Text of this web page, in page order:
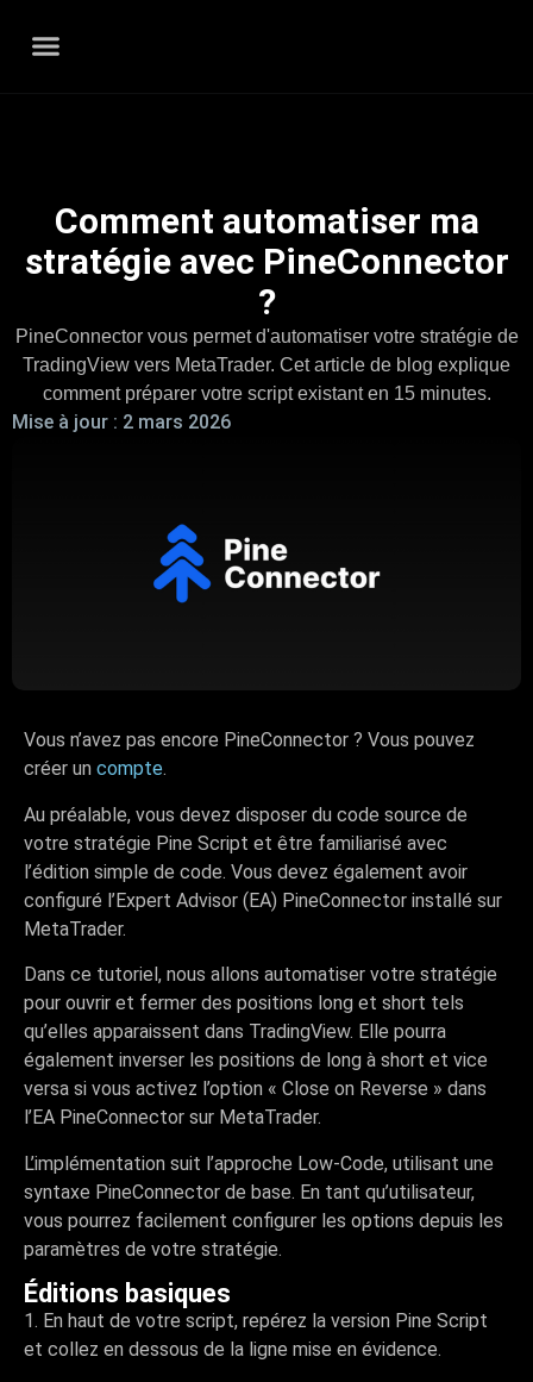
Comment automatiser ma
stratégie avec PineConnector
?
PineConnector vous permet d'automatiser votre stratégie de
TradingView vers MetaTrader. Cet article de blog explique
comment préparer votre script existant en 15 minutes.
Mise à jour : 2 mars 2026
Vous n’avez pas encore PineConnector ? Vous pouvez
créer un compte.
Au préalable, vous devez disposer du code source de
votre stratégie Pine Script et être familiarisé avec
l’édition simple de code. Vous devez également avoir
configuré l’Expert Advisor (EA) PineConnector installé sur
MetaTrader.
Dans ce tutoriel, nous allons automatiser votre stratégie
pour ouvrir et fermer des positions long et short tels
qu’elles apparaissent dans TradingView. Elle pourra
également inverser les positions de long à short et vice
versa si vous activez l’option « Close on Reverse » dans
l’EA PineConnector sur MetaTrader.
L’implémentation suit l’approche Low-Code, utilisant une
syntaxe PineConnector de base. En tant qu’utilisateur,
vous pourrez facilement configurer les options depuis les
paramètres de votre stratégie.
Éditions basiques
1. En haut de votre script, repérez la version Pine Script
et collez en dessous de la ligne mise en évidence.